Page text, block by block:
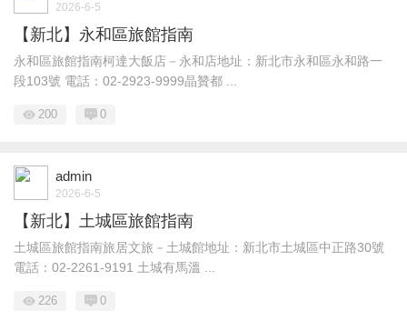
2026-6-5
【新北】永和區旅館指南
永和區旅館指南柯達大飯店－永和店地址：新北市永和區永和路一
段103號 電話：02-2923-9999晶贊都 ...
200 0
admin
2026-6-5
【新北】土城區旅館指南
土城區旅館指南旅居文旅－土城館地址：新北市土城區中正路30號
電話：02-2261-9191 土城有馬溫 ...
226 0